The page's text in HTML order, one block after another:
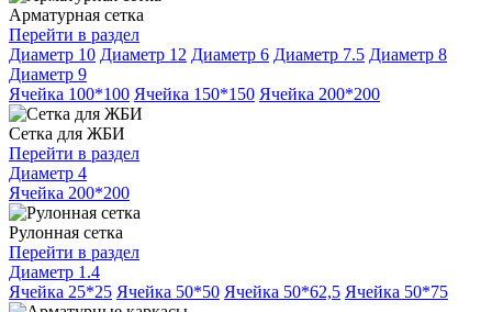
Арматурная сетка
Перейти в раздел
Диаметр 10 Диаметр 12 Диаметр 6 Диаметр 7.5 Диаметр 8
Диаметр 9
Ячейка 100*100 Ячейка 150*150 Ячейка 200*200
Сетка для ЖБИ
Перейти в раздел
Диаметр 4
Ячейка 200*200
Рулонная сетка
Перейти в раздел
Диаметр 1.4
Ячейка 25*25 Ячейка 50*50 Ячейка 50*62,5 Ячейка 50*75